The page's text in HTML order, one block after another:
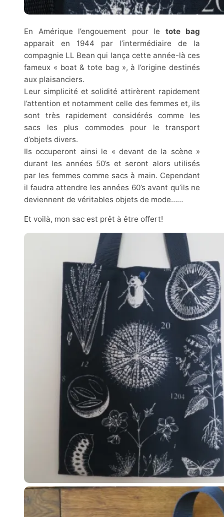
En Amérique l’engouement pour le tote bag
apparait en 1944 par l’intermédiaire de la
compagnie LL Bean qui lança cette année-là ces
fameux « boat & tote bag », à l’origine destinés
aux plaisanciers.
Leur simplicité et solidité attirèrent rapidement
l’attention et notamment celle des femmes et, ils
sont très rapidement considérés comme les
sacs les plus commodes pour le transport
d’objets divers.
Ils occuperont ainsi le « devant de la scène »
durant les années 50’s et seront alors utilisés
par les femmes comme sacs à main. Cependant
il faudra attendre les années 60’s avant qu’ils ne
deviennent de véritables objets de mode……
Et voilà, mon sac est prêt à être offert!